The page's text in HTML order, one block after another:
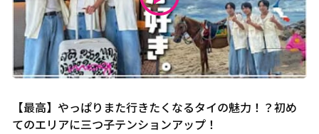
【最高】やっぱりまた行きたくなるタイの魅力！？初め
てのエリアに三つ子テンションアップ！